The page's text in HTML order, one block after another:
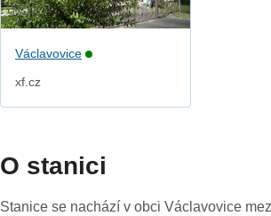
Václavovice
xf.cz
O stanici
Stanice se nachází v obci Václavovice